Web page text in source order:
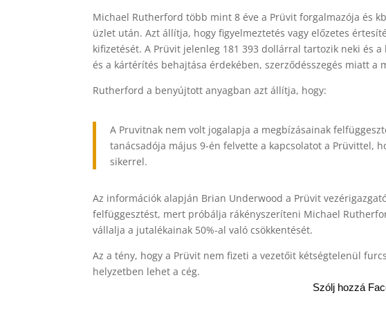
Michael Rutherford több mint 8 éve a Prüvit forgalmazója és
üzlet után. Azt állítja, hogy figyelmeztetés vagy előzetes
kifizetését. A Prüvit jelenleg 181 393 dollárral tartozik neki és
és a kártérítés behajtása érdekében, szerződésszegés miatt
Rutherford a benyújtott anyagban azt állítja, hogy:
A Pruvitnak nem volt jogalapja a megbízásainak
tanácsadója május 9-én felvette a kapcsolatot a Prüvittel,
sikerrel.
Az információk alapján Brian Underwood a Prüvit
felfüggesztést, mert próbálja rákényszeríteni Michael
vállalja a jutalékainak 50%-al való csökkentését.
Az a tény, hogy a Prüvit nem fizeti a vezetőit kétségtelenül
helyzetben lehet a cég.
Szólj hozzá